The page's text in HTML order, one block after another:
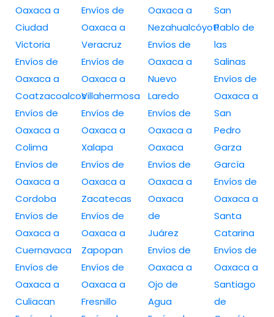
Oaxaca a
Ciudad
Victoria
Envíos de
Oaxaca a
Coatzacoalcos
Envíos de
Oaxaca a
Colima
Envíos de
Oaxaca a
Cordoba
Envíos de
Oaxaca a
Cuernavaca
Envíos de
Oaxaca a
Culiacan
Envíos de
Oaxaca a
Veracruz
Envíos de
Oaxaca a
Villahermosa
Envíos de
Oaxaca a
Xalapa
Envíos de
Oaxaca a
Zacatecas
Envíos de
Oaxaca a
Zapopan
Envíos de
Oaxaca a
Fresnillo
Oaxaca a
Nezahualcóyotl
Envíos de
Oaxaca a
Nuevo
Laredo
Envíos de
Oaxaca a
Oaxaca
Envíos de
Oaxaca a
Oaxaca
de
Juárez
Envíos de
Oaxaca a
Ojo de
Agua
San
Pablo de
las
Salinas
Envíos de
Oaxaca a
San
Pedro
Garza
García
Envíos de
Oaxaca a
Santa
Catarina
Envíos de
Oaxaca a
Santiago
de